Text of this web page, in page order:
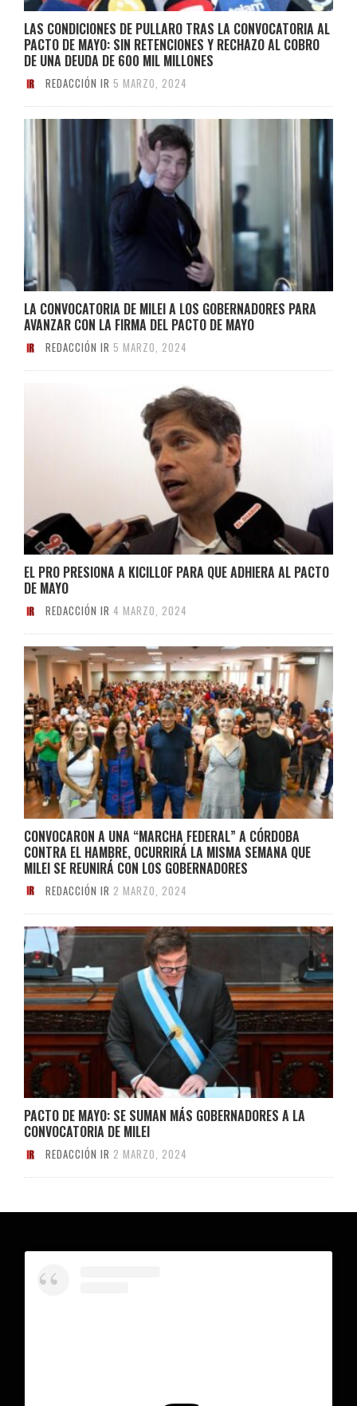
LAS CONDICIONES DE PULLARO TRAS LA CONVOCATORIA AL
PACTO DE MAYO: SIN RETENCIONES Y RECHAZO AL COBRO
DE UNA DEUDA DE 600 MIL MILLONES
REDACCIÓN IR 5 MARZO, 2024
LA CONVOCATORIA DE MILEI A LOS GOBERNADORES PARA
AVANZAR CON LA FIRMA DEL PACTO DE MAYO
REDACCIÓN IR 5 MARZO, 2024
EL PRO PRESIONA A KICILLOF PARA QUE ADHIERA AL PACTO
DE MAYO
REDACCIÓN IR 4 MARZO, 2024
CONVOCARON A UNA “MARCHA FEDERAL” A CÓRDOBA
CONTRA EL HAMBRE, OCURRIRÁ LA MISMA SEMANA QUE
MILEI SE REUNIRÁ CON LOS GOBERNADORES
REDACCIÓN IR 2 MARZO, 2024
PACTO DE MAYO: SE SUMAN MÁS GOBERNADORES A LA
CONVOCATORIA DE MILEI
REDACCIÓN IR 2 MARZO, 2024